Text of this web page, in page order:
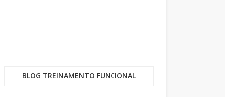
BLOG TREINAMENTO FUNCIONAL